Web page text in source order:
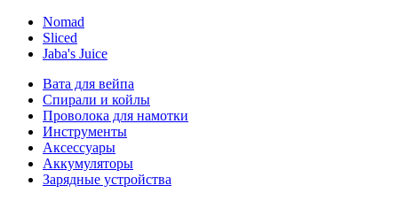
Nomad
Sliced
Jaba's Juice
Вата для вейпа
Спирали и койлы
Проволока для намотки
Инструменты
Аксесcуары
Аккумуляторы
Зарядные устройства